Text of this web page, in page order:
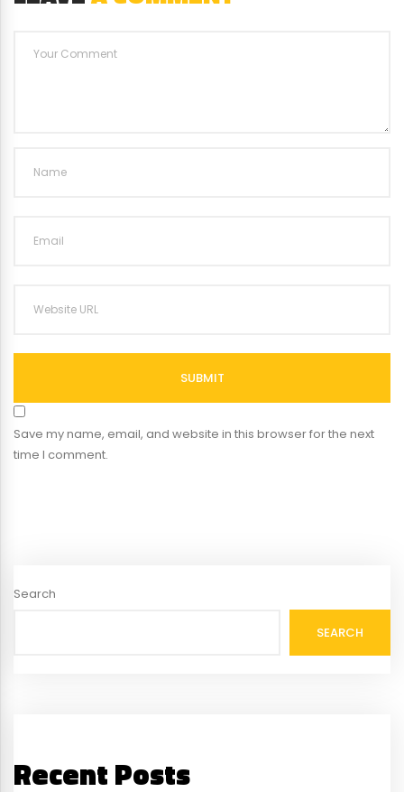
SUBMIT
Save my name, email, and website in this browser for the next
time I comment.
Search
SEARCH
Recent Posts